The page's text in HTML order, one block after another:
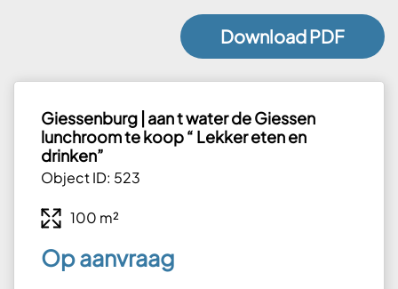
Download PDF
Giessenburg | aan t water de Giessen
lunchroom te koop “ Lekker eten en
drinken”
Object ID: 523
100 m²
Op aanvraag